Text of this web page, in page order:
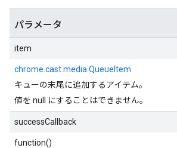
パラメータ
item
chrome.cast.media.QueueItem
キューの末尾に追加するアイテム。
値を null にすることはできません。
successCallback
function()